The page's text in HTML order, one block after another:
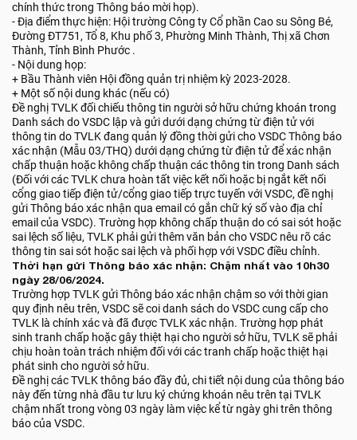
chính thức trong Thông báo mời họp).
- Địa điểm thực hiện: Hội trường Công ty Cổ phần Cao su Sông Bé,
Đường ĐT751, Tổ 8, Khu phố 3, Phường Minh Thành, Thị xã Chơn
Thành, Tỉnh Bình Phước .
- Nội dung họp:
+ Bầu Thành viên Hội đồng quản trị nhiệm kỳ 2023-2028.
+ Một số nội dung khác (nếu có)
Đề nghị TVLK đối chiếu thông tin người sở hữu chứng khoán trong
Danh sách do VSDC lập và gửi dưới dạng chứng từ điện tử với
thông tin do TVLK đang quản lý đồng thời gửi cho VSDC Thông báo
xác nhận (Mẫu 03/THQ) dưới dạng chứng từ điện tử để xác nhận
chấp thuận hoặc không chấp thuận các thông tin trong Danh sách
(Đối với các TVLK chưa hoàn tất việc kết nối hoặc bị ngắt kết nối
cổng giao tiếp điện tử/cổng giao tiếp trực tuyến với VSDC, đề nghị
gửi Thông báo xác nhận qua email có gắn chữ ký số vào địa chỉ
email của VSDC). Trường hợp không chấp thuận do có sai sót hoặc
sai lệch số liệu, TVLK phải gửi thêm văn bản cho VSDC nêu rõ các
thông tin sai sót hoặc sai lệch và phối hợp với VSDC điều chỉnh.
Thời hạn gửi Thông báo xác nhận: Chậm nhất vào 10h30
ngày 28/06/2024.
Trường hợp TVLK gửi Thông báo xác nhận chậm so với thời gian
quy định nêu trên, VSDC sẽ coi danh sách do VSDC cung cấp cho
TVLK là chính xác và đã được TVLK xác nhận. Trường hợp phát
sinh tranh chấp hoặc gây thiệt hại cho người sở hữu, TVLK sẽ phải
chịu hoàn toàn trách nhiệm đối với các tranh chấp hoặc thiệt hại
phát sinh cho người sở hữu.
Đề nghị các TVLK thông báo đầy đủ, chi tiết nội dung của thông báo
này đến từng nhà đầu tư lưu ký chứng khoán nêu trên tại TVLK
chậm nhất trong vòng 03 ngày làm việc kể từ ngày ghi trên thông
báo của VSDC.